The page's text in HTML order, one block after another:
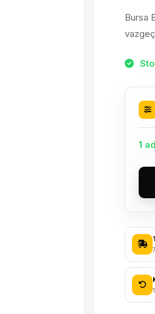
Bursa
1
SF14
RL
Air
1.1/
QR